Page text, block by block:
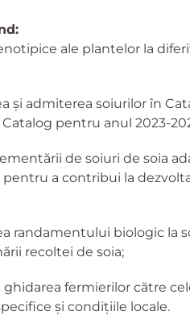
ale plantelor la
și admiterea soiurilor în
pentru anul 2023-
de soiuri de soia
a contribui la
randamentului biologic la
recoltei de soia;
fermierilor către
și condițiile locale.